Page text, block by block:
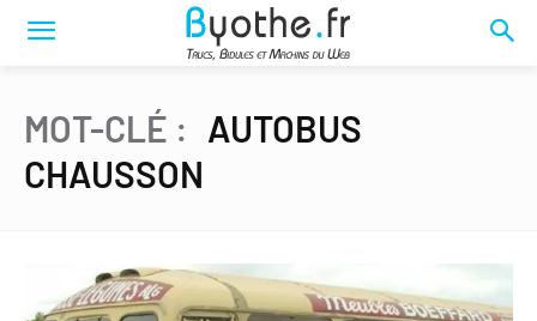
MOT-CLÉ : AUTOBUS
CHAUSSON